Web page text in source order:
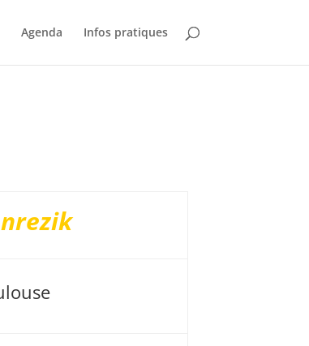
Agenda Infos pratiques